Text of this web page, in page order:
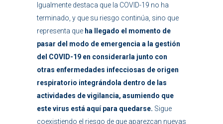
Igualmente destaca que la COVID-19 no ha
terminado, y que su riesgo continúa, sino que
representa que ha llegado el momento de
pasar del modo de emergencia a la gestión
del COVID-19 en considerarla junto con
otras enfermedades infecciosas de origen
respiratorio integrándola dentro de las
actividades de vigilancia, asumiendo que
este virus está aquí para quedarse. Sigue
coexistiendo el riesgo de que aparezcan nuevas